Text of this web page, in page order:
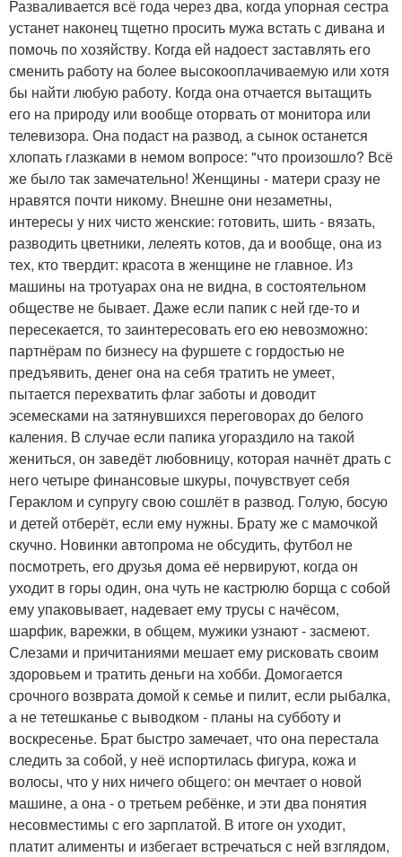
Разваливается всё года через два, когда упорная сестра
устанет наконец тщетно просить мужа встать с дивана и
помочь по хозяйству. Когда ей надоест заставлять его
сменить работу на более высокооплачиваемую или хотя
бы найти любую работу. Когда она отчается вытащить
его на природу или вообще оторвать от монитора или
телевизора. Она подаст на развод, а сынок останется
хлопать глазками в немом вопросе: "что произошло? Всё
же было так замечательно! Женщины - матери сразу не
нравятся почти никому. Внешне они незаметны,
интересы у них чисто женские: готовить, шить - вязать,
разводить цветники, лелеять котов, да и вообще, она из
тех, кто твердит: красота в женщине не главное. Из
машины на тротуарах она не видна, в состоятельном
обществе не бывает. Даже если папик с ней где-то и
пересекается, то заинтересовать его ею невозможно:
партнёрам по бизнесу на фуршете с гордостью не
предъявить, денег она на себя тратить не умеет,
пытается перехватить флаг заботы и доводит
эсемесками на затянувшихся переговорах до белого
каления. В случае если папика угораздило на такой
жениться, он заведёт любовницу, которая начнёт драть с
него четыре финансовые шкуры, почувствует себя
Гераклом и супругу свою сошлёт в развод. Голую, босую
и детей отберёт, если ему нужны. Брату же с мамочкой
скучно. Новинки автопрома не обсудить, футбол не
посмотреть, его друзья дома её нервируют, когда он
уходит в горы один, она чуть не кастрюлю борща с собой
ему упаковывает, надевает ему трусы с начёсом,
шарфик, варежки, в общем, мужики узнают - засмеют.
Слезами и причитаниями мешает ему рисковать своим
здоровьем и тратить деньги на хобби. Домогается
срочного возврата домой к семье и пилит, если рыбалка,
а не тетешканье с выводком - планы на субботу и
воскресенье. Брат быстро замечает, что она перестала
следить за собой, у неё испортилась фигура, кожа и
волосы, что у них ничего общего: он мечтает о новой
машине, а она - о третьем ребёнке, и эти два понятия
несовместимы с его зарплатой. В итоге он уходит,
платит алименты и избегает встречаться с ней взглядом,